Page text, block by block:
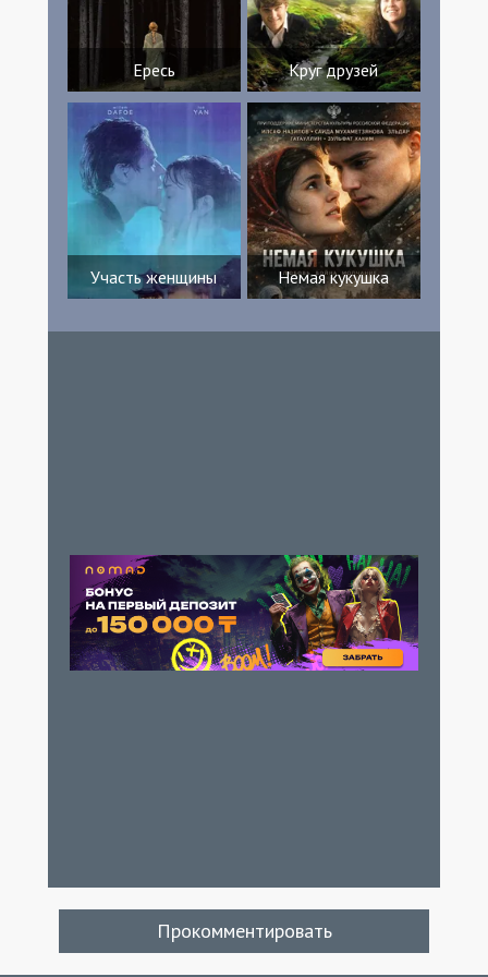
Ересь Круг друзей
Участь женщины Немая кукушка
Прокомментировать